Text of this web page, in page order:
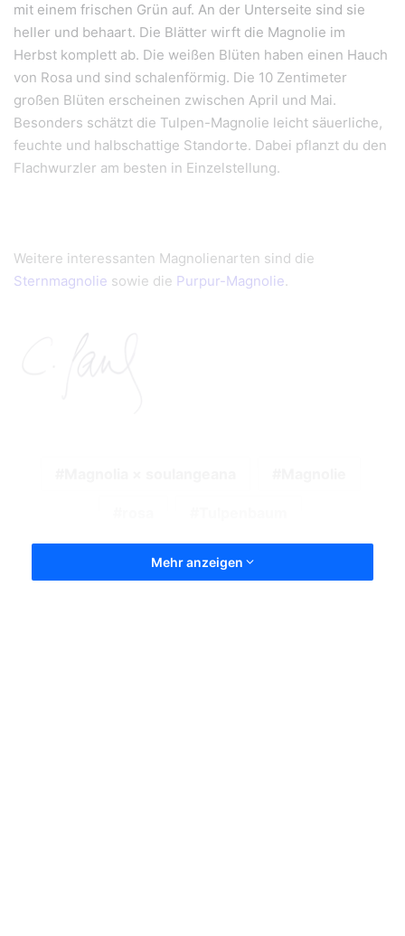
mit einem frischen Grün auf. An der Unterseite sind sie
heller und behaart. Die Blätter wirft die Magnolie im
Herbst komplett ab. Die weißen Blüten haben einen Hauch
von Rosa und sind schalenförmig. Die 10 Zentimeter
großen Blüten erscheinen zwischen April und Mai.
Besonders schätzt die Tulpen-Magnolie leicht säuerliche,
feuchte und halbschattige Standorte. Dabei pflanzt du den
Flachwurzler am besten in Einzelstellung.
Weitere interessanten Magnolienarten sind die
Sternmagnolie sowie die Purpur-Magnolie.
Mehr anzeigen